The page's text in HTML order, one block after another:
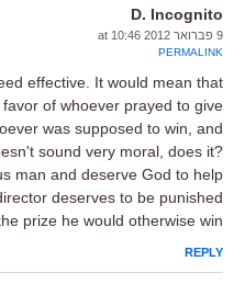
D. Incognito
9 פברואר 2012 at 10:46
PERMALINK
effective. It would mean that
of whoever prayed to give
was supposed to win, and
sound very moral, does it?
man and deserve God to help
deserves to be punished
prize he would otherwise win?
REPLY